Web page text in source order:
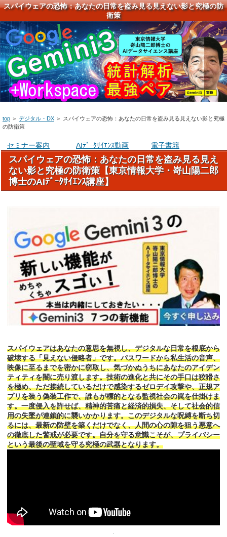
スパイウェアの恐怖：あなたの日常を盗み見る見えない影と究極の防
衛策
top ＞ デジタル・DX ＞ スパイウェアの恐怖：あなたの日常を盗み見る見えない影と究極
の防衛策
セミナー案内 AIﾃﾞｰﾀｻｲｴﾝｽ動画 電子書籍
スパイウェアの恐怖：あなたの日常を盗み見る見え
ない影と究極の防衛策【東京情報大学・嵜山陽二郎
博士のAIﾃﾞｰﾀｻｲｴﾝｽ講座】
スパイウェアはあなたの意思を無視し、デジタルな日常を根底から
破壊する「見えない侵略者」です。パスワードから私生活の音声、
映像に至るまでを密かに窃取し、気づかぬうちにあなたのアイデン
ティティを闇に売り渡します。技術の進化と共にその手口は狡猾さ
を極め、ただ接続しているだけで感染するゼロデイ攻撃や、正規ア
プリを装う偽装工作で、誰もが標的となる監視社会の罠を仕掛けま
す。一度侵入を許せば、精神的苦痛と経済的損失、そして社会的信
用の失墜が連鎖的に襲いかかります。このデジタルな呪縛を断ち切
るには、最新の防壁を築くだけでなく、人間の心の隙を狙う悪意へ
の徹底した警戒が必要です。自分を守る意識こそが、プライバシー
という最後の聖域を守る究極の武器となります。